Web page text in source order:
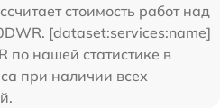
стоимость работ над
[dataset:services:name]
по нашей статистике в
при наличии всех